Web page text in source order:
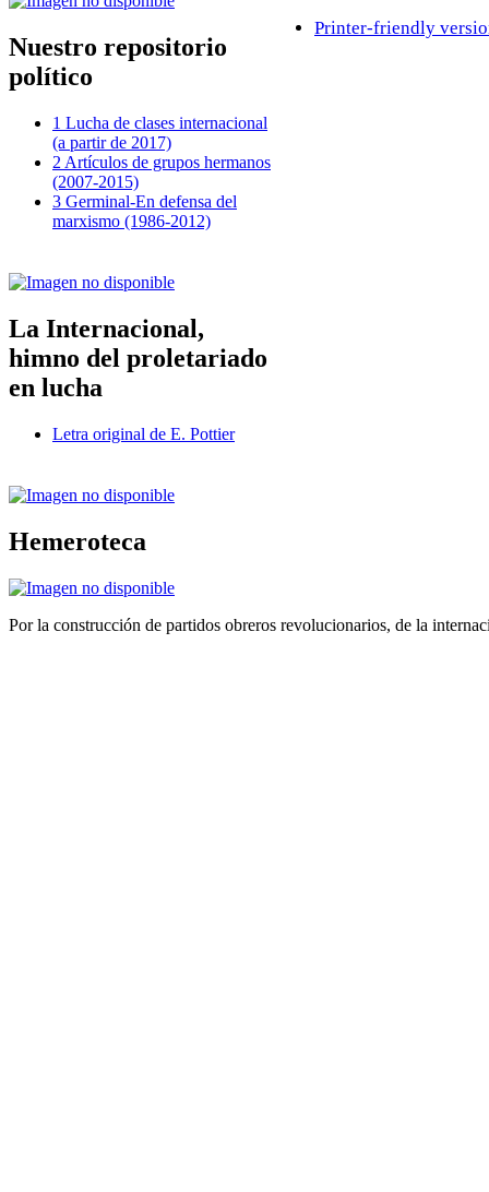
Nuestro repositorio
político
1 Lucha de clases internacional
(a partir de 2017)
2 Artículos de grupos hermanos
(2007-2015)
3 Germinal-En defensa del
marxismo (1986-2012)
La Internacional,
himno del proletariado
en lucha
Letra original de E. Pottier
Hemeroteca
Printer-friendly
Por la construcción de partidos obreros revolucionarios, de la